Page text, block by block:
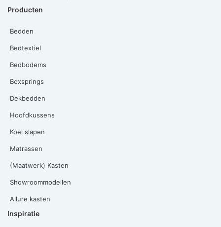
Producten
Bedden
Bedtextiel
Bedbodems
Boxsprings
Dekbedden
Hoofdkussens
Koel slapen
Matrassen
(Maatwerk) Kasten
Showroommodellen
Allure kasten
Inspiratie